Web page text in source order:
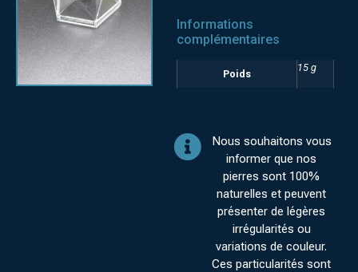
Informations
complémentaires
Poids
15 g
Nous souhaitons vous
informer que nos
pierres sont 100%
naturelles et peuvent
présenter de légères
irrégularités ou
variations de couleur.
Ces particularités sont